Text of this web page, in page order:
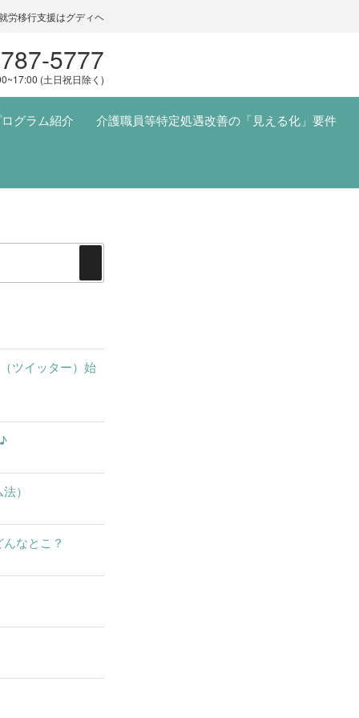
労移行支援はグディヘ
5777
(土日祝日除く)
グラム紹介 介護職員等特定処遇改善の「見える化」要件
索
ツイッター）始
）
なとこ？